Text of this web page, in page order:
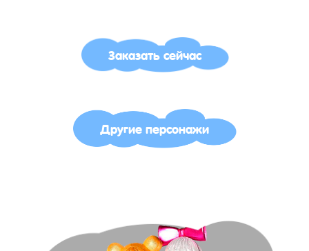
Заказать сейчас
Другие персонажи